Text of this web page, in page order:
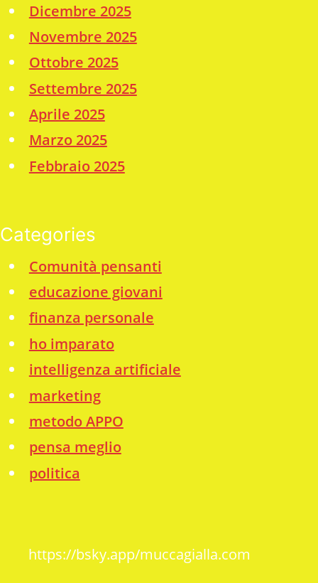
Dicembre 2025
Novembre 2025
Ottobre 2025
Settembre 2025
Aprile 2025
Marzo 2025
Febbraio 2025
Categories
Comunità pensanti
educazione giovani
finanza personale
ho imparato
intelligenza artificiale
marketing
metodo APPO
pensa meglio
politica
https://bsky.app/muccagialla.com